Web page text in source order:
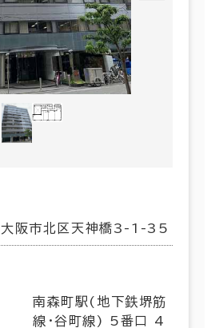
大阪市北区天神橋3-1-35
南森町駅(地下鉄堺筋
線･谷町線) 5番口 4